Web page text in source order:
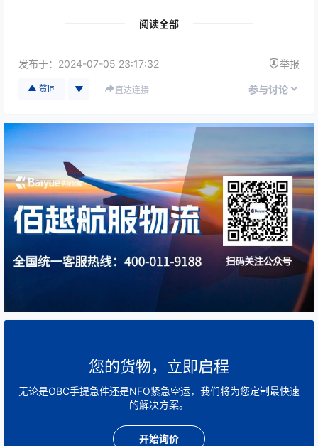
附加费用：快递费、燃油附加费、目的地处理费
等。
OBC与普通空运相比，虽然单位运输成本高，但在
时间敏感、价值高的货物运输中可以避免高额延误
损失，因此“整体物流成本”可能下降。
2️⃣ 通过节约成本降低OBC空运成本
(1) 航班优化
优先直飞航班 ：减少中转延误和额外费用。
利用廉价商务舱/灵活票价：在保证时间敏感性的前
提下，选择价格相对优惠的航班。
阅读全部
发布于： 2024-07-05 23:17:32 举报
赞同 直达连接 参与讨论
您的货物，立即启程
无论是OBC手提急件还是NFO紧急空运，我们将为您定制最快速
的解决方案。
开始询价